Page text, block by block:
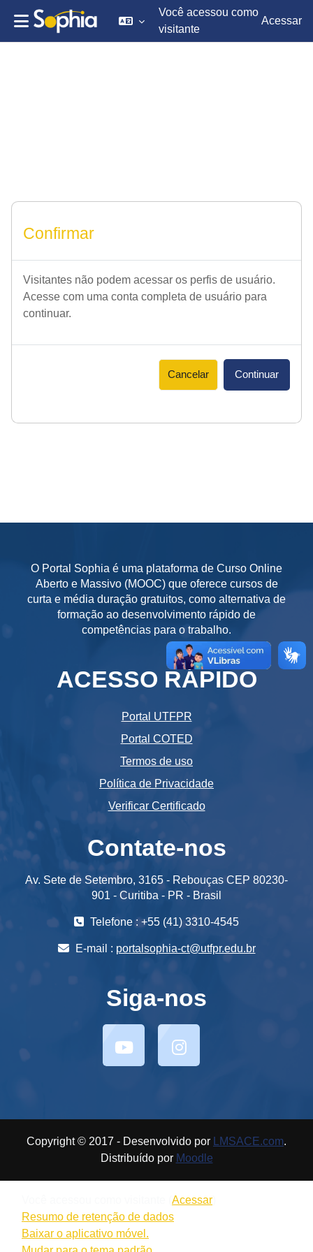
Você acessou como
visitante
Acessar
Confirmar
Visitantes não podem acessar os perfis de usuário.
Acesse com uma conta completa de usuário para
continuar.
Cancelar Continuar
O Portal Sophia é uma plataforma de Curso Online
Aberto e Massivo (MOOC) que oferece cursos de
curta e média duração gratuitos, como alternativa de
formação ao desenvolvimento rápido de
competências para o trabalho.
ACESSO RÁPIDO
Portal UTFPR
Portal COTED
Termos de uso
Política de Privacidade
Verificar Certificado
Contate-nos
Av. Sete de Setembro, 3165 - Rebouças CEP 80230-
901 - Curitiba - PR - Brasil
Telefone : +55 (41) 3310-4545
E-mail : portalsophia-ct@utfpr.edu.br
Siga-nos
Copyright © 2017 - Desenvolvido por LMSACE.com.
Distribuído por Moodle
Acessar
Resumo de retenção de dados
Baixar o aplicativo móvel.